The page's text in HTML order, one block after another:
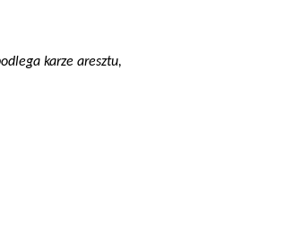
karze aresztu,